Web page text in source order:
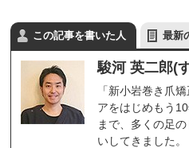
この記事を書いた人 最新
駿河 英二郎(
「新小岩巻き爪
アをはじめもう
まで、多くの足
いしてきました